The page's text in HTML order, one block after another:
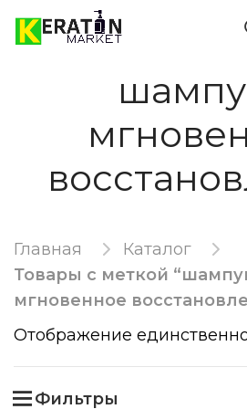
Главная
Каталог
Товары с меткой
мгновенное
Отображение
Фильтры